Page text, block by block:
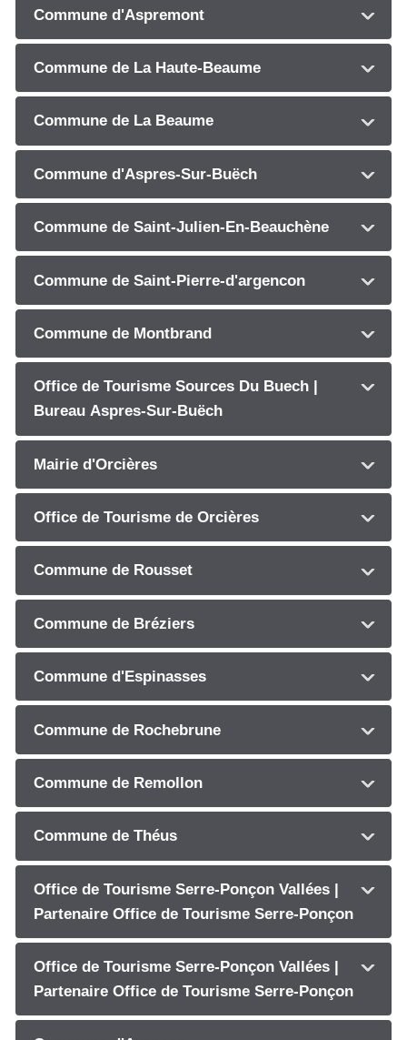
Commune d'Aspremont
Commune de La Haute-Beaume
Commune de La Beaume
Commune d'Aspres-Sur-Buëch
Commune de Saint-Julien-En-Beauchène
Commune de Saint-Pierre-d'argencon
Commune de Montbrand
Office de Tourisme Sources Du Buech |
Bureau Aspres-Sur-Buëch
Mairie d'Orcières
Office de Tourisme de Orcières
Commune de Rousset
Commune de Bréziers
Commune d'Espinasses
Commune de Rochebrune
Commune de Remollon
Commune de Théus
Office de Tourisme Serre-Ponçon Vallées |
Partenaire Office de Tourisme Serre-Ponçon
Office de Tourisme Serre-Ponçon Vallées |
Partenaire Office de Tourisme Serre-Ponçon